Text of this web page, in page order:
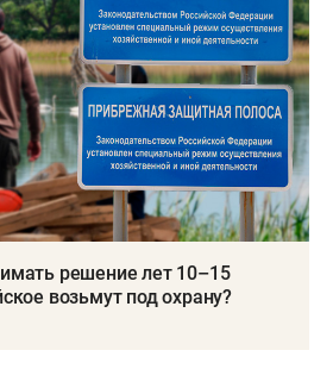
решение лет 10–15
возьмут под охрану?